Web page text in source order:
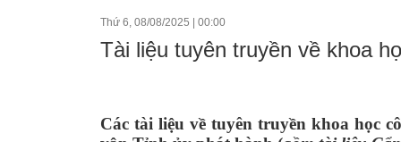
CHỨC NĂNG, NHIỆM
Văn
KẾ HOẠCH PHÁT
Thứ 6, 08/08/2025 | 00:00
Tài liệu tuyên truyền về khoa
Các tài liệu về tuyên truyền khoa học